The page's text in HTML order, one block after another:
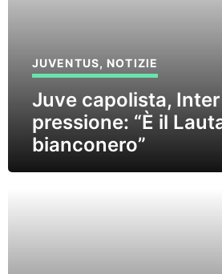
JUVENTUS, NOTIZIE
Juve capolista,
pressione: “È il
bianconero”